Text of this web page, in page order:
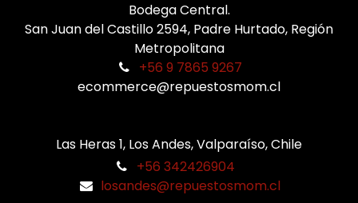
Bodega Central.
San Juan del Castillo 2594, Padre Hurtado, Región
Metropolitana
+56 9 7865 9267
ecommerce@repuestosmom.cl
Las Heras 1, Los Andes, Valparaíso, Chile
+56 342426904
losandes@repuestosmom.cl